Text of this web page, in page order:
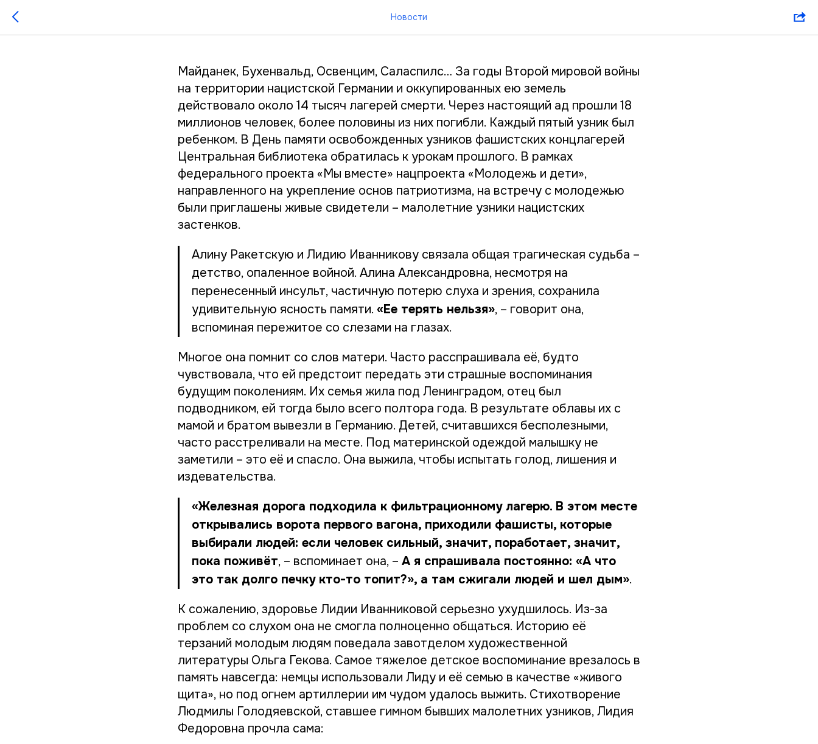
Новости
«Мы пришли из распятого детства»
Майданек, Бухенвальд, Освенцим, Саласпилс… За годы Второй мировой войны
на территории нацистской Германии и оккупированных ею земель
действовало около 14 тысяч лагерей смерти. Через настоящий ад прошли 18
миллионов человек, более половины из них погибли. Каждый пятый узник был
ребенком. В День памяти освобожденных узников фашистских концлагерей
Центральная библиотека обратилась к урокам прошлого. В рамках
федерального проекта «Мы вместе» нацпроекта «Молодежь и дети»,
направленного на укрепление основ патриотизма, на встречу с молодежью
были приглашены живые свидетели – малолетние узники нацистских
застенков.
Алину Ракетскую и Лидию Иванникову связала общая трагическая судьба –
детство, опаленное войной. Алина Александровна, несмотря на
перенесенный инсульт, частичную потерю слуха и зрения, сохранила
удивительную ясность памяти. «Ее терять нельзя», – говорит она,
вспоминая пережитое со слезами на глазах.
Многое она помнит со слов матери. Часто расспрашивала её, будто
чувствовала, что ей предстоит передать эти страшные воспоминания
будущим поколениям. Их семья жила под Ленинградом, отец был
подводником, ей тогда было всего полтора года. В результате облавы их с
мамой и братом вывезли в Германию. Детей, считавшихся бесполезными,
часто расстреливали на месте. Под материнской одеждой малышку не
заметили – это её и спасло. Она выжила, чтобы испытать голод, лишения и
издевательства.
«Железная дорога подходила к фильтрационному лагерю. В этом месте
открывались ворота первого вагона, приходили фашисты, которые
выбирали людей: если человек сильный, значит, поработает, значит,
пока поживёт, – вспоминает она, – А я спрашивала постоянно: «А что
это так долго печку кто-то топит?», а там сжигали людей и шел дым».
К сожалению, здоровье Лидии Иванниковой серьезно ухудшилось. Из-за
проблем со слухом она не смогла полноценно общаться. Историю её
терзаний молодым людям поведала завотделом художественной
литературы Ольга Гекова. Самое тяжелое детское воспоминание врезалось в
память навсегда: немцы использовали Лиду и её семью в качестве «живого
щита», но под огнем артиллерии им чудом удалось выжить. Стихотворение
Людмилы Голодяевской, ставшее гимном бывших малолетних узников, Лидия
Федоровна прочла сама: